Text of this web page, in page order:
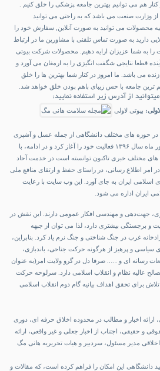
هم می توانیم بهترین جامعه پزشکی را خلق کنیم .
از وزارت صنعت می باشد که به راحتی می توانید
محصولات می توانید به صورت آنلاین, سفارش خود را
دارید به صورت تماس تلفنی با مشاورین ما در ارتباط
را به شما عزیزان ارایه دهیم. محصولات شرکت بیوتی
قطعا نتایجی شگفت انگیزی را به ارمغان می آورد و
می باشد. ما امروز در کنار شما بهترین ها را خلق
ترین جامعه با حس زیبای باهم بودن خلق خواهد شد.
از آدرس زیر استفاده نمایید:
بیوتی لاولی
در حوزه های مختلف دانشگاهی از جمله عسل و آشپزی
– رژیم درمانی و زنبورداری، از شهریور ماه سال ۱۳۹۶ فعالیت خود را آغاز کرد و در ادامه، با
مختلف خبری تاکنون توانسته است در خدمت آحاد
امر اطلاع رسانی، در راستای حفظ و ارتقای منافع ملی
ایران به جای آورد. این وب سایت با رعایت
ایران اداره می شود.
جهت‌دهی و مهندسی افکار عمومی دارند. این نقش در
برجستگی بیشتری دارد، لذا می توان از جبهه
غرب در جنگ شناختی و جنگ نرم یاد کرد. بنابراین،
و پرهیز از هرگونه حرکت جناحی، باندبازی،
رسانه ای و ….. صرفا دل در گرو ولایت امر(به عنوان
عالیه نظام و انقلاب اسلامی دارد. سرلوحه حرکت
برای تحقق اهداف بیانیه گام دوم انقلاب اسلامی
ارائه اخبار و مطالب در محدوده اخلاق حرفه ای، دوری
و حقیقی، اجتناب از اخبار جعلی و غیر واقعی، ارائه
اخلاقی مدیر مسئول، سردبیر و هیات تحریریه هانی مگ
دانشگاهی این امکان را فراهم کرده است، که مقالات و